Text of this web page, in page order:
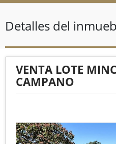
Detalles del
VENTA LOTE
CAMPANO